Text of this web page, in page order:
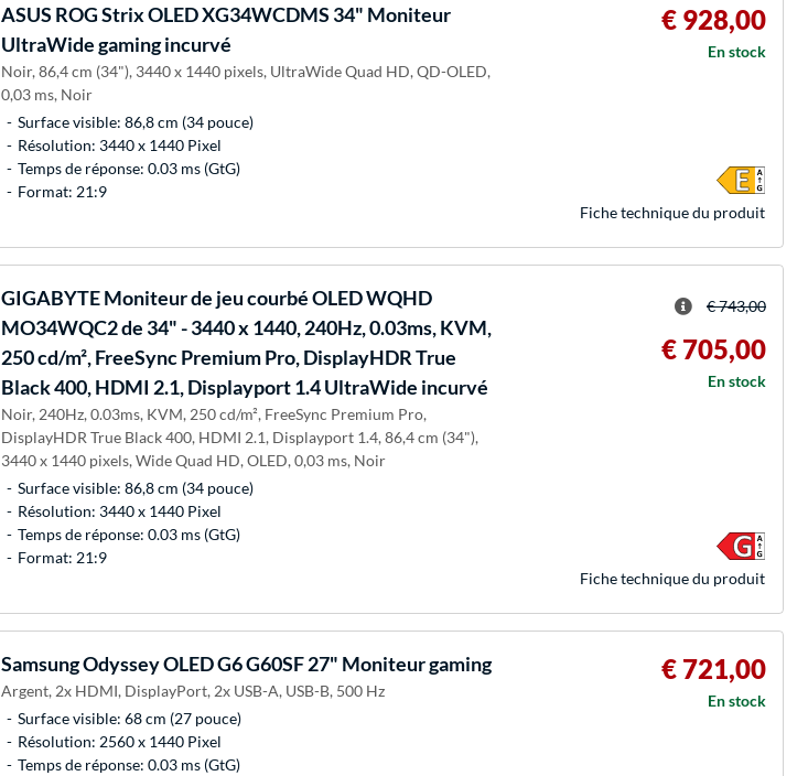
ASUS ROG Strix OLED XG34WCDMS 34" Moniteur
UltraWide gaming incurvé
Noir, 86,4 cm (34"), 3440 x 1440 pixels, UltraWide Quad HD, QD-OLED,
0,03 ms, Noir
Surface visible: 86,8 cm (34 pouce)
Résolution: 3440 x 1440 Pixel
Temps de réponse: 0.03 ms (GtG)
Format: 21:9
€ 928,00
En stock
Fiche technique du produit
GIGABYTEMoniteur de jeu courbé OLED WQHD
MO34WQC2 de 34" - 3440 x 1440, 240Hz, 0.03ms, KVM,
250 cd/m², FreeSync Premium Pro, DisplayHDR True
Black 400, HDMI 2.1, Displayport 1.4 UltraWide incurvé
Noir, 240Hz, 0.03ms, KVM, 250 cd/m², FreeSync Premium Pro,
DisplayHDR True Black 400, HDMI 2.1, Displayport 1.4, 86,4 cm (34"),
3440 x 1440 pixels, Wide Quad HD, OLED, 0,03 ms, Noir
Surface visible: 86,8 cm (34 pouce)
Résolution: 3440 x 1440 Pixel
Temps de réponse: 0.03 ms (GtG)
Format: 21:9
€ 743,00
€ 705,00
En stock
Fiche technique du produit
SamsungOdyssey OLED G6 G60SF 27" Moniteur gaming
Argent, 2x HDMI, DisplayPort, 2x USB-A, USB-B, 500 Hz
Surface visible: 68 cm (27 pouce)
Résolution: 2560 x 1440 Pixel
Temps de réponse: 0.03 ms (GtG)
€ 721,00
En stock